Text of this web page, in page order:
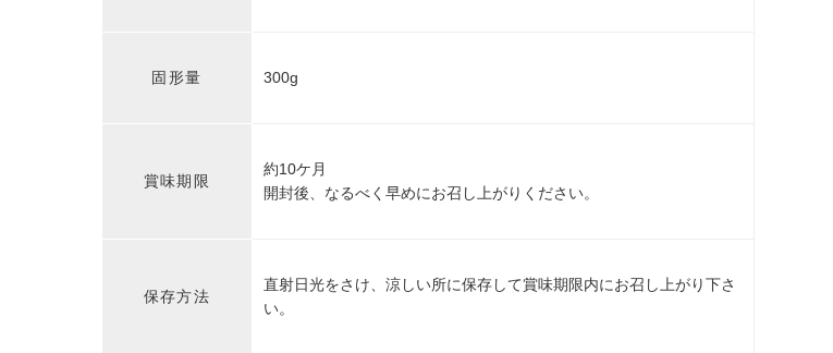
固形量 300g
賞味期限
約10ケ月
開封後、なるべく早めにお召し上がりください。
保存方法
直射日光をさけ、涼しい所に保存して賞味期限内にお召し上がり下さ
い。